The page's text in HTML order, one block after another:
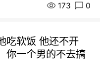
173 0
吃软饭 他还不开
你一个男的不去搞